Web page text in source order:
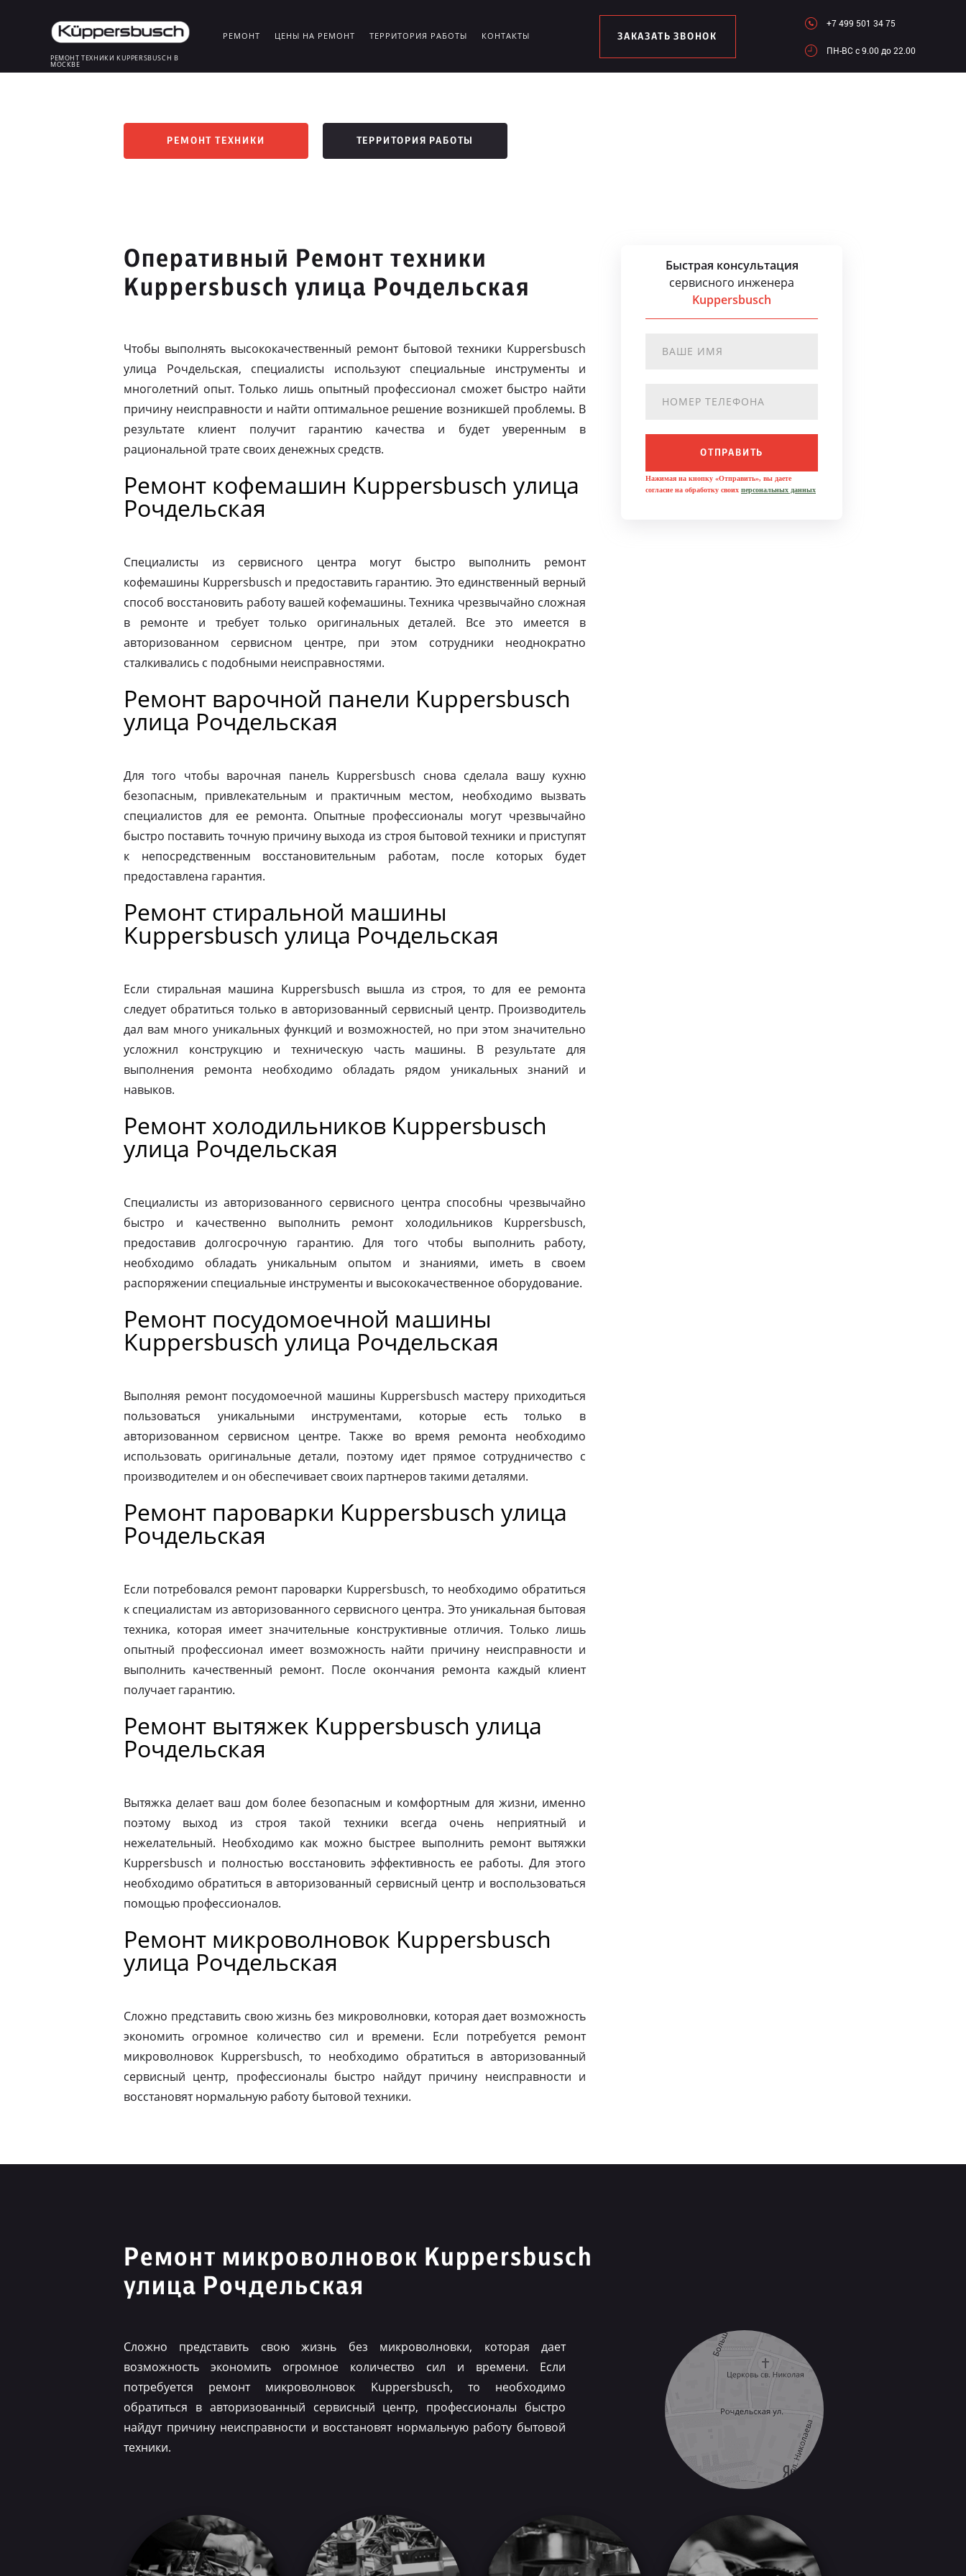
РЕМОНТ ТЕХНИКИ KUPPERSBUSCH В
МОСКВЕ
РЕМОНТ ЦЕНЫ НА РЕМОНТ ТЕРРИТОРИЯ РАБОТЫ КОНТАКТЫ ЗАКАЗАТЬ ЗВОНОК
+7 499 501 34 75
ПН-ВC c 9.00 до 22.00
РЕМОНТ ТЕХНИКИ ТЕРРИТОРИЯ РАБОТЫ
Оперативный Ремонт техники
Kuppersbusch улица Рочдельская
Чтобы выполнять высококачественный ремонт бытовой техники Kuppersbusch
улица Рочдельская, специалисты используют специальные инструменты и
многолетний опыт. Только лишь опытный профессионал сможет быстро найти
причину неисправности и найти оптимальное решение возникшей проблемы. В
результате клиент получит гарантию качества и будет уверенным в
рациональной трате своих денежных средств.
Ремонт кофемашин Kuppersbusch улица
Рочдельская
Специалисты из сервисного центра могут быстро выполнить ремонт
кофемашины Kuppersbusch и предоставить гарантию. Это единственный верный
способ восстановить работу вашей кофемашины. Техника чрезвычайно сложная
в ремонте и требует только оригинальных деталей. Все это имеется в
авторизованном сервисном центре, при этом сотрудники неоднократно
сталкивались с подобными неисправностями.
Ремонт варочной панели Kuppersbusch
улица Рочдельская
Для того чтобы варочная панель Kuppersbusch снова сделала вашу кухню
безопасным, привлекательным и практичным местом, необходимо вызвать
специалистов для ее ремонта. Опытные профессионалы могут чрезвычайно
быстро поставить точную причину выхода из строя бытовой техники и приступят
к непосредственным восстановительным работам, после которых будет
предоставлена гарантия.
Ремонт стиральной машины
Kuppersbusch улица Рочдельская
Если стиральная машина Kuppersbusch вышла из строя, то для ее ремонта
следует обратиться только в авторизованный сервисный центр. Производитель
дал вам много уникальных функций и возможностей, но при этом значительно
усложнил конструкцию и техническую часть машины. В результате для
выполнения ремонта необходимо обладать рядом уникальных знаний и
навыков.
Ремонт холодильников Kuppersbusch
улица Рочдельская
Специалисты из авторизованного сервисного центра способны чрезвычайно
быстро и качественно выполнить ремонт холодильников Kuppersbusch,
предоставив долгосрочную гарантию. Для того чтобы выполнить работу,
необходимо обладать уникальным опытом и знаниями, иметь в своем
распоряжении специальные инструменты и высококачественное оборудование.
Ремонт посудомоечной машины
Kuppersbusch улица Рочдельская
Выполняя ремонт посудомоечной машины Kuppersbusch мастеру приходиться
пользоваться уникальными инструментами, которые есть только в
авторизованном сервисном центре. Также во время ремонта необходимо
использовать оригинальные детали, поэтому идет прямое сотрудничество с
производителем и он обеспечивает своих партнеров такими деталями.
Ремонт пароварки Kuppersbusch улица
Рочдельская
Если потребовался ремонт пароварки Kuppersbusch, то необходимо обратиться
к специалистам из авторизованного сервисного центра. Это уникальная бытовая
техника, которая имеет значительные конструктивные отличия. Только лишь
опытный профессионал имеет возможность найти причину неисправности и
выполнить качественный ремонт. После окончания ремонта каждый клиент
получает гарантию.
Ремонт вытяжек Kuppersbusch улица
Рочдельская
Вытяжка делает ваш дом более безопасным и комфортным для жизни, именно
поэтому выход из строя такой техники всегда очень неприятный и
нежелательный. Необходимо как можно быстрее выполнить ремонт вытяжки
Kuppersbusch и полностью восстановить эффективность ее работы. Для этого
необходимо обратиться в авторизованный сервисный центр и воспользоваться
помощью профессионалов.
Ремонт микроволновок Kuppersbusch
улица Рочдельская
Сложно представить свою жизнь без микроволновки, которая дает возможность
экономить огромное количество сил и времени. Если потребуется ремонт
микроволновок Kuppersbusch, то необходимо обратиться в авторизованный
сервисный центр, профессионалы быстро найдут причину неисправности и
восстановят нормальную работу бытовой техники.
Быстрая консультация
сервисного инженера
Kuppersbusch
ОТПРАВИТЬ
Нажимая на кнопку «Отправить», вы даете
согласие на обработку своих персональных данных
Ремонт микроволновок Kuppersbusch
улица Рочдельская
Сложно представить свою жизнь без микроволновки, которая дает
возможность экономить огромное количество сил и времени. Если
потребуется ремонт микроволновок Kuppersbusch, то необходимо
обратиться в авторизованный сервисный центр, профессионалы быстро
найдут причину неисправности и восстановят нормальную работу бытовой
техники.